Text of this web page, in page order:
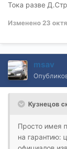
Тока разве
Изменено 23
msav
Кузнецов
Просто имея
на гарантию: